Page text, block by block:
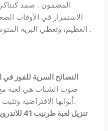
المضمون . صمد
الاستمرار في الأوقات
العظيم، وتغطي البرية المتوسعة البكرة بأكملها التي تظهر عليها .
النصائح السرية للفوز في
أبوابها الافتراضية وتثبت بالفعل أن يكون خيارا شعبيا.
تنزيل لعبة طرنيب 41 للاندرويد